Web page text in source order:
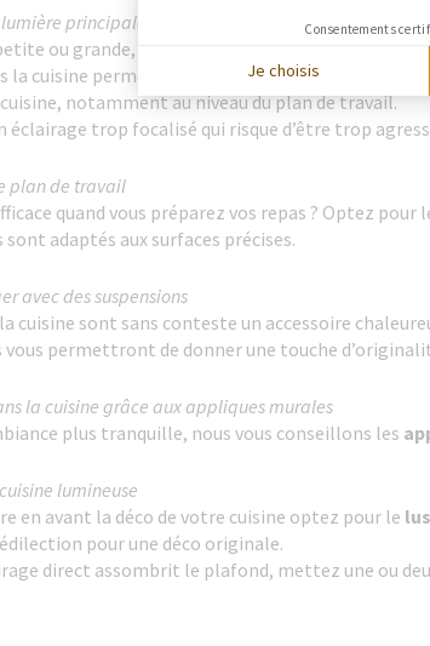
principale dans la cuisine
ou grande, optez pour un éclairage principal
la cuisine permet d'avoir une lumière diffusée
notamment au niveau du plan de travail.
éclairage trop focalisé qui risque d’être trop
plan de travail
quand vous préparez vos repas ? Optez pour
adaptés aux surfaces précises.
avec des suspensions
cuisine sont sans conteste un accessoire
vous permettront de donner une touche
la cuisine grâce aux appliques murales
plus tranquille, nous vous conseillons les
lumineuse
en avant la déco de votre cuisine optez pour le
pour une déco originale.
direct assombrit le plafond, mettez une ou
Consentements
Je choisis